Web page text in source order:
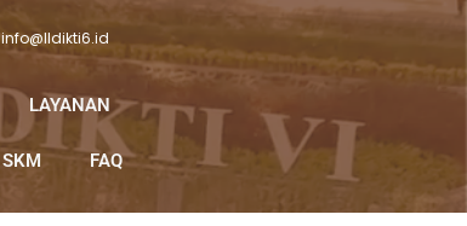
info@lldikti6.id
LAYANAN
SKM FAQ